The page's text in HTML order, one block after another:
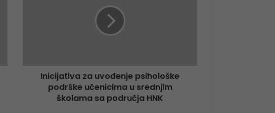
Inicijativa za uvođenje psihološke
podrške učenicima u srednjim
školama sa područja HNK